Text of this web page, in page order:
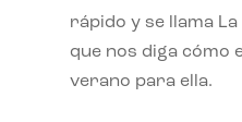
rápido y se llama
que nos diga cómo
verano para ella.